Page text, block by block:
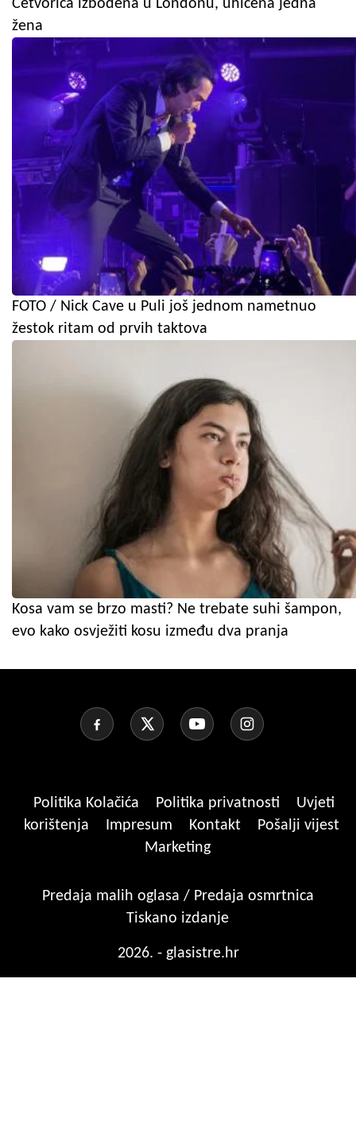
Četvorica izbodena u Londonu, uhićena jedna
žena
FOTO / Nick Cave u Puli još jednom nametnuo
žestok ritam od prvih taktova
Kosa vam se brzo masti? Ne trebate suhi šampon,
evo kako osvježiti kosu između dva pranja
Politika Kolačića Politika privatnosti
Uvjeti
korištenja
Impresum Kontakt
Pošalji vijest
Marketing
Predaja malih oglasa / Predaja osmrtnica
Tiskano izdanje
2026. - glasistre.hr